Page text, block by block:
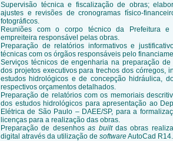
Supervisão técnica e fiscalização de obras;
ajustes e revisões de cronogramas físico-
fotográficos.
Reuniões com o corpo técnico da Prefeitura e
empreiteira responsável pelas obras.
Preparação de relatórios informativos e
técnicas com os órgãos responsáveis pelo
Serviços técnicos de engenharia na preparação
dos projetos executivos para trechos dos córregos,
estudos hidrológicos e de concepção hidráulica,
respectivos orçamentos detalhados.
Preparação de relatórios com os memoriais
dos estudos hidrológicos para apresentação ao
Elétrica de São Paulo – DAEE/SP, para a
licenças para a realização das obras.
Preparação de desenhosas builtdas obras
digital através da utilização de softwareAutoCad R14.